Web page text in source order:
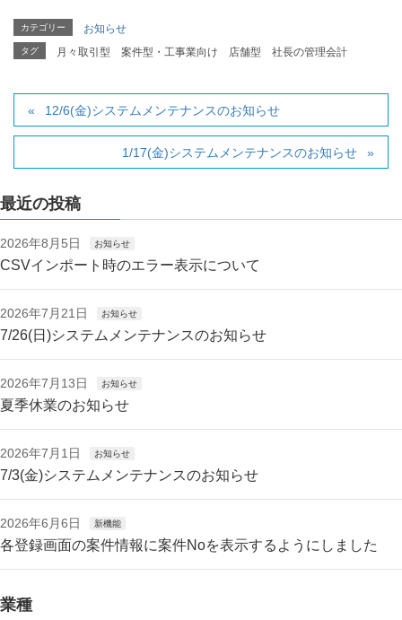
カテゴリー お知らせ
タグ 月々取引型 案件型・工事業向け 店舗型 社長の管理会計
12/6(金)システムメンテナンスのお知らせ
1/17(金)システムメンテナンスのお知らせ
最近の投稿
2026年8月5日 お知らせ
CSVインポート時のエラー表示について
2026年7月21日 お知らせ
7/26(日)システムメンテナンスのお知らせ
2026年7月13日 お知らせ
夏季休業のお知らせ
2026年7月1日 お知らせ
7/3(金)システムメンテナンスのお知らせ
2026年6月6日 新機能
各登録画面の案件情報に案件Noを表示するようにしました
業種